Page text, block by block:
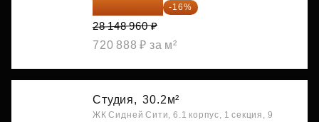
23 645 126 ₽ -16%
28 148 960 ₽
720 888 ₽ за м²
Студия, 30.2м²
ЖК Сидней Сити, 6.1 корпус, 1 секция, 9